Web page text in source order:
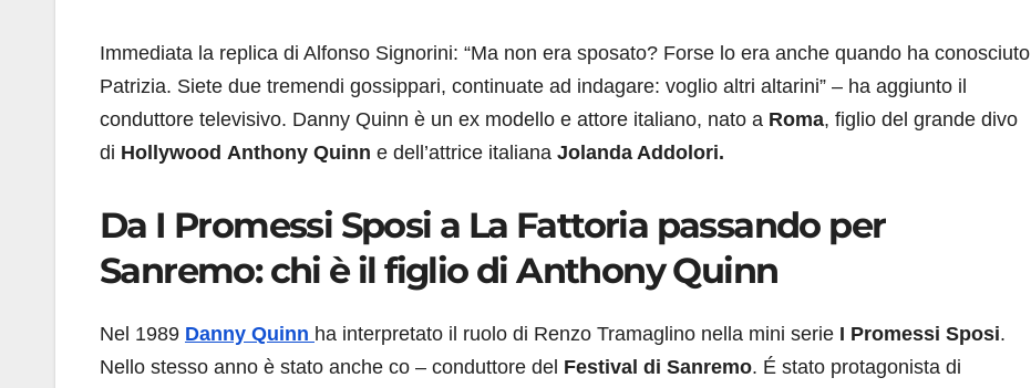
Immediata la replica di Alfonso Signorini: “Ma non era sposato? Forse lo era anche quando ha conosciuto
Patrizia. Siete due tremendi gossippari, continuate ad indagare: voglio altri altarini” – ha aggiunto il
conduttore televisivo. Danny Quinn è un ex modello e attore italiano, nato a Roma, figlio del grande divo
di Hollywood Anthony Quinn e dell’attrice italiana Jolanda Addolori.
Da I Promessi Sposi a La Fattoria passando per
Sanremo: chi è il figlio di Anthony Quinn
Nel 1989 Danny Quinn ha interpretato il ruolo di Renzo Tramaglino nella mini serie I Promessi Sposi.
Nello stesso anno è stato anche co – conduttore del Festival di Sanremo. É stato protagonista di